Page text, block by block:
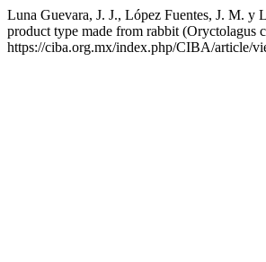
Luna Guevara, J. J., López Fuentes, J. M. y
product type made from rabbit (Oryctolagus
https://ciba.org.mx/index.php/CIBA/article/